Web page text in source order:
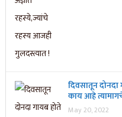
दिवसातून
काय आहे
May 20, 2022